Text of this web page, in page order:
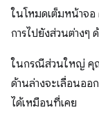
ในโหมดเต็มหน้าจ
การไปยังส่วนต่างๆ
ในกรณีส่วนใหญ่ คุณ
ด้านล่างจะเลื่อนออ
ได้เหมือนที่เคย